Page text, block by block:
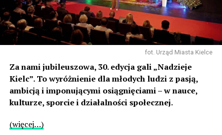
fot. Urząd Miasta Kielce
Za nami jubileuszowa, 30. edycja gali „Nadzieje
Kielc”. To wyróżnienie dla młodych ludzi z pasją,
ambicją i imponującymi osiągnięciami – w nauce,
kulturze, sporcie i działalności społecznej.
(więcej…)